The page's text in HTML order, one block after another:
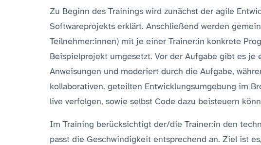
Zu Beginn des Trainings wird zunächst der agile
Softwareprojekts erklärt. Anschließend werden
Teilnehmer:innen) mit je einer Trainer:in konkrete
Beispielprojekt umgesetzt. Vor der Aufgabe gibt es je
Anweisungen und moderiert durch die Aufgabe,
kollaborativen, geteilten Entwicklungsumgebung im
live verfolgen, sowie selbst Code dazu beisteuern
Im Training berücksichtigt der/die Trainer:in den
passt die Geschwindigkeit entsprechend an. Ziel ist